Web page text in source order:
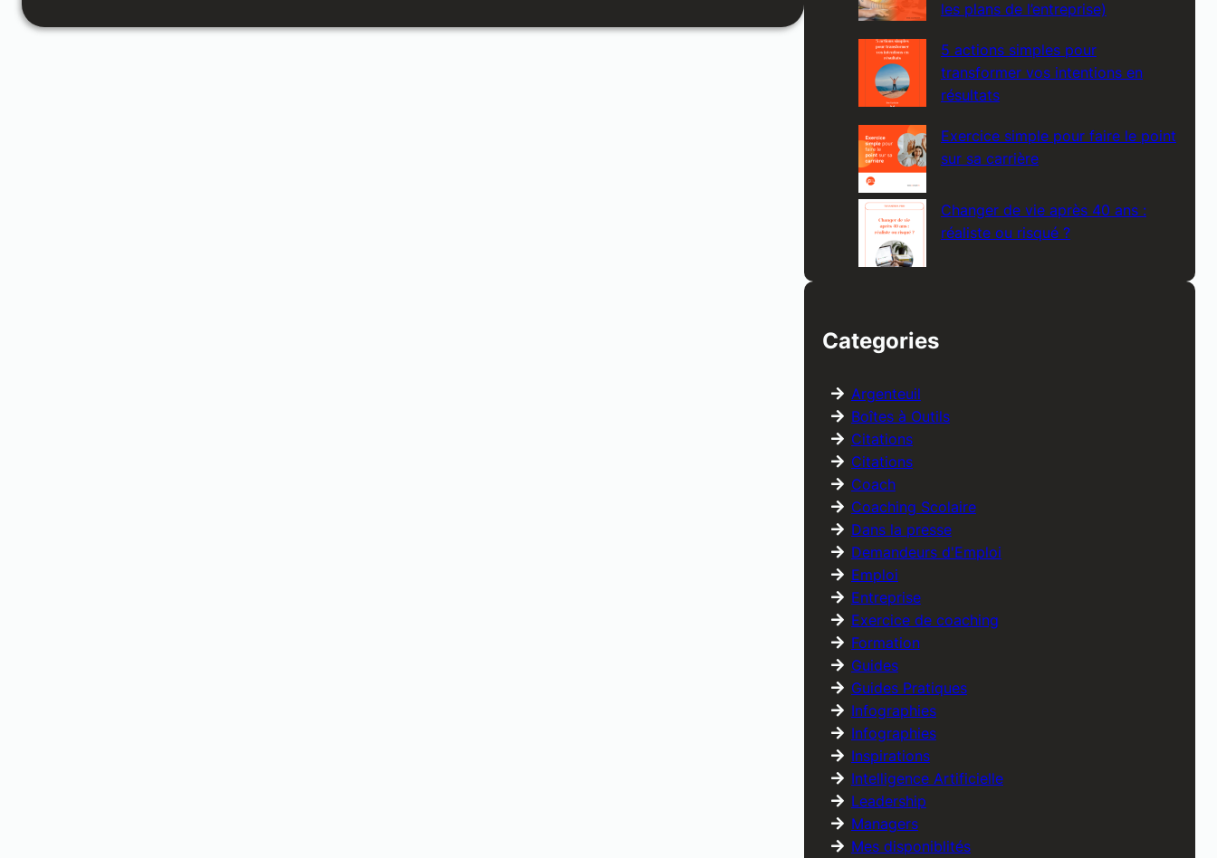
les plans de l’entreprise)
5 actions simples pour
transformer vos intentions en
résultats
Exercice simple pour faire le point
sur sa carrière
Changer de vie après 40 ans :
réaliste ou risqué ?
Categories
Argenteuil
Boîtes à Outils
Citations
Citations
Coach
Coaching Scolaire
Dans la presse
Demandeurs d'Emploi
Emploi
Entreprise
Exercice de coaching
Formation
Guides
Guides Pratiques
Infographies
Infographies
Inspirations
Intelligence Artificielle
Leadership
Managers
Mes disponiblités